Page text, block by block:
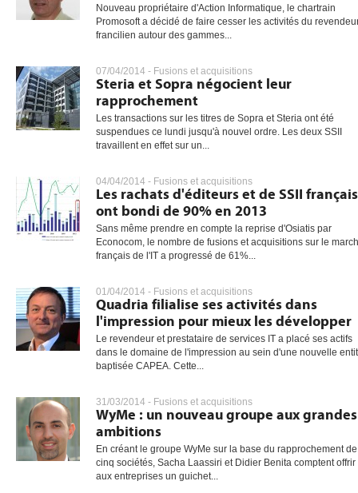
Nouveau propriétaire d'Action Informatique, le chartrain
Promosoft a décidé de faire cesser les activités du
francilien autour des gammes...
07/04/2014 - Fusions et acquisitions
Steria et Sopra négocient leur
rapprochement
Les transactions sur les titres de Sopra et Steria ont été
suspendues ce lundi jusqu'à nouvel ordre. Les deux SSII
travaillent en effet sur un...
04/04/2014 - Fusions et acquisitions
Les rachats d'éditeurs et de SSII français
ont bondi de 90% en 2013
Sans même prendre en compte la reprise d'Osiatis par
Econocom, le nombre de fusions et acquisitions sur le
français de l'IT a progressé de 61%...
01/04/2014 - Fusions et acquisitions
Quadria filialise ses activités dans
l'impression pour mieux les développer
Le revendeur et prestataire de services IT a placé ses actifs
dans le domaine de l'impression au sein d'une nouvelle
baptisée CAPEA. Cette...
31/03/2014 - Fusions et acquisitions
WyMe : un nouveau groupe aux grandes
ambitions
En créant le groupe WyMe sur la base du rapprochement de
cinq sociétés, Sacha Laassiri et Didier Benita comptent offrir
aux entreprises un guichet...